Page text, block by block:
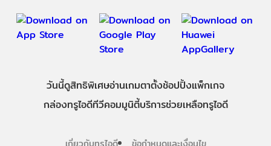
วันนี้ดูสิทธิพิเศษอ่านเกมตาตั้งช้อปปิ้งแพ็กเกจ
กล่องทรูไอดีทีวีคอมมูนิตี้บริการช่วยเหลือทรูไอดี